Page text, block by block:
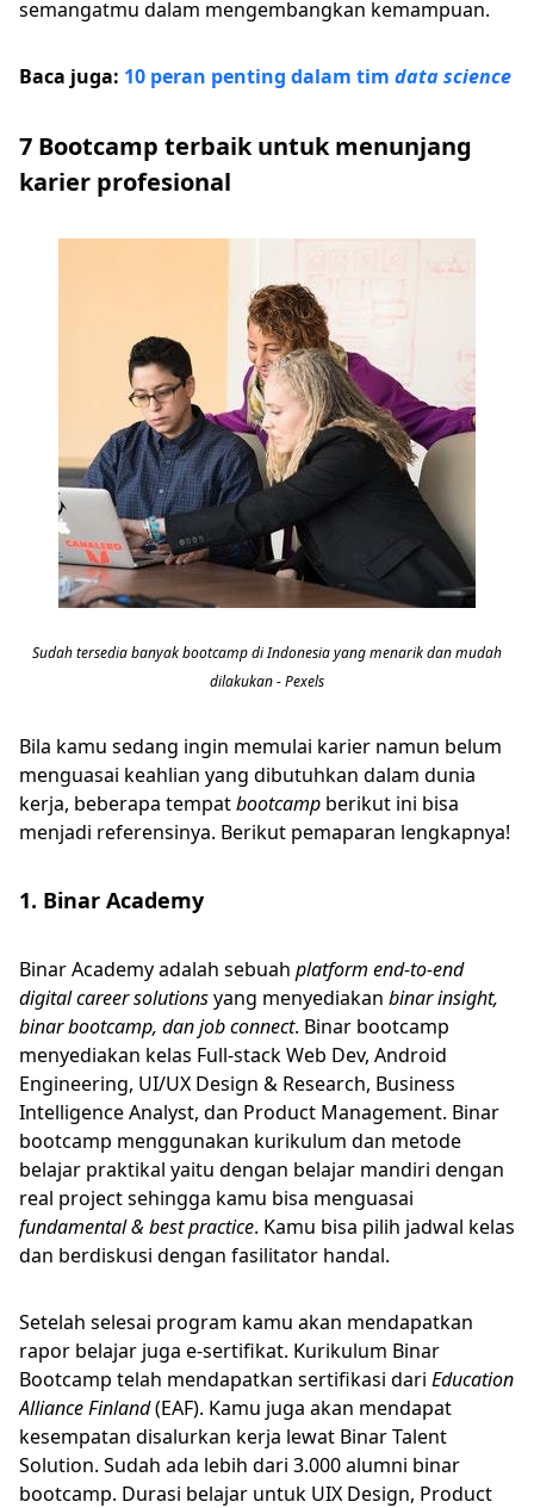
semangatmu dalam mengembangkan kemampuan.
Baca juga: 10 peran penting dalam tim data science
7 Bootcamp terbaik untuk menunjang
karier profesional
Sudah tersedia banyak bootcamp di Indonesia yang menarik dan mudah
dilakukan - Pexels
Bila kamu sedang ingin memulai karier namun belum
menguasai keahlian yang dibutuhkan dalam dunia
kerja, beberapa tempatbootcamp berikut ini bisa
menjadi referensinya. Berikut pemaparan lengkapnya!
1. Binar Academy
Binar Academy adalah sebuah platform end-to-end
digital career solutionsyang menyediakan binar insight,
binar bootcamp, dan job connect. Binar bootcamp
menyediakan kelas Full-stack Web Dev, Android
Engineering, UI/UX Design & Research, Business
Intelligence Analyst, dan Product Management. Binar
bootcamp menggunakan kurikulum dan metode
belajar praktikal yaitu dengan belajar mandiri dengan
real project sehingga kamu bisa menguasai
fundamental & best practice. Kamu bisa pilih jadwal kelas
dan berdiskusi dengan fasilitator handal.
Setelah selesai program kamu akan mendapatkan
rapor belajar juga e-sertifikat. Kurikulum Binar
Bootcamp telah mendapatkan sertifikasi dari Education
Alliance Finland(EAF). Kamu juga akan mendapat
kesempatan disalurkan kerja lewat Binar Talent
Solution. Sudah ada lebih dari 3.000 alumni binar
bootcamp. Durasi belajar untuk UIX Design, Product